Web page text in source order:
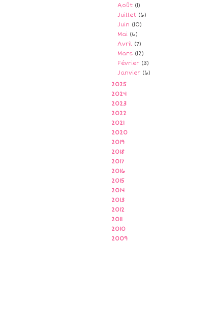
Août (1)
Juillet (6)
Juin (10)
Mai (6)
Avril (7)
Mars (12)
Février (3)
Janvier (6)
2025
2024
2023
2022
2021
2020
2019
2018
2017
2016
2015
2014
2013
2012
2011
2010
2009